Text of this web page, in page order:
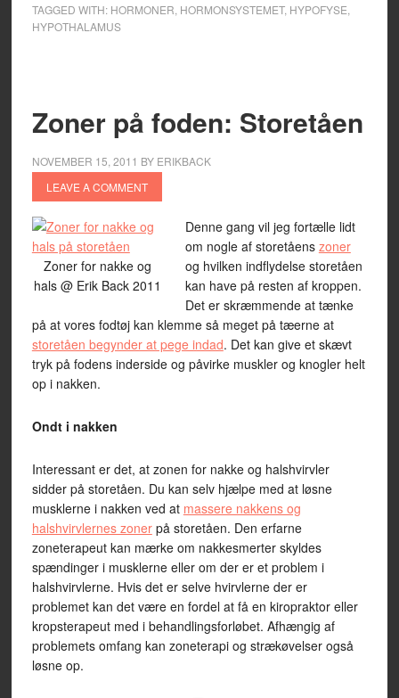
TAGGED WITH: HORMONER HORMONSYSTEMET, HYPOFYSE
HYPOTHALAMUS
Zoner på foden: Storetåen
NOVEMBER 15, 2011 BY ERIKBACK
LEAVE A COMMENT
Zoner for nakke og
hals @ Erik Back 2011
Denne gang vil jeg fortælle lidt
om nogle af storetåens zoner
og hvilken indflydelse storetåen
kan have på resten af kroppen.
Det er skræmmende at tænke
på at vores fodtøj kan klemme så meget på tæerne at
storetåen begynder at pege indad. Det kan give et skævt
tryk på fodens inderside og påvirke muskler og knogler helt
op i nakken.
Ondt i nakken
Interessant er det, at zonen for nakke og halshvirvler
sidder på storetåen. Du kan selv hjælpe med at løsne
musklerne i nakken ved at massere nakkens og
halshvirvlernes zonerpå storetåen. Den erfarne
zoneterapeut kan mærke om nakkesmerter skyldes
spændinger i musklerne eller om der er et problem i
halshvirvlerne. Hvis det er selve hvirvlerne der er
problemet kan det være en fordel at få en kiropraktor eller
kropsterapeut med i behandlingsforløbet. Afhængig af
problemets omfang kan zoneterapi og strækøvelser også
løsne op.